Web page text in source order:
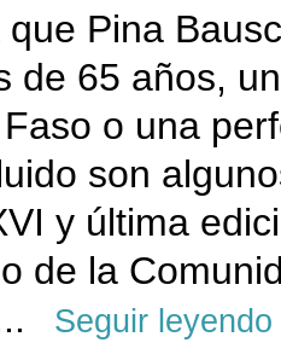
que Pina
de 65 años,
o una
son
y última
de la
Seguir leyendo